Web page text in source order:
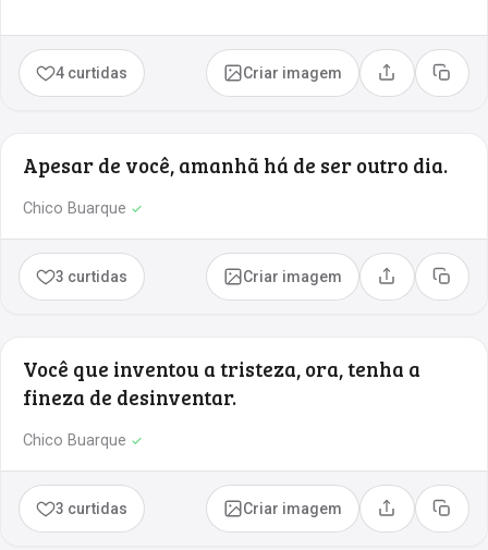
4 curtidas Criar imagem Compartilhar
Copiar
Apesar de você, amanhã há de ser outro dia.
Chico Buarque ✓
3 curtidas Criar imagem Compartilhar
Copiar
Você que inventou a tristeza, ora, tenha a
fineza de desinventar.
Chico Buarque ✓
3 curtidas Criar imagem Compartilhar
Copiar